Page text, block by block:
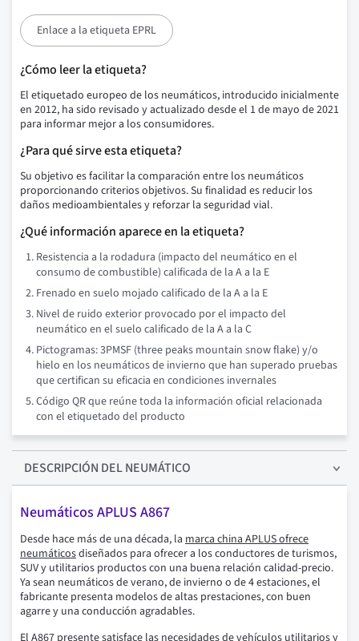
Enlace a la etiqueta EPRL
¿Cómo leer la etiqueta?
El etiquetado europeo de los neumáticos, introducido inicialmente
en 2012, ha sido revisado y actualizado desde el 1 de mayo de 2021
para informar mejor a los consumidores.
¿Para qué sirve esta etiqueta?
Su objetivo es facilitar la comparación entre los neumáticos
proporcionando criterios objetivos. Su finalidad es reducir los
daños medioambientales y reforzar la seguridad vial.
¿Qué información aparece en la etiqueta?
Resistencia a la rodadura (impacto del neumático en el
consumo de combustible) calificada de la A a la E
Frenado en suelo mojado calificado de la A a la E
Nivel de ruido exterior provocado por el impacto del
neumático en el suelo calificado de la A a la C
Pictogramas: 3PMSF (three peaks mountain snow flake) y/o
hielo en los neumáticos de invierno que han superado pruebas
que certifican su eficacia en condiciones invernales
Código QR que reúne toda la información oficial relacionada
con el etiquetado del producto
DESCRIPCIÓN DEL NEUMÁTICO
Neumáticos APLUS A867
Desde hace más de una década, la marca china APLUS ofrece
neumáticosdiseñados para ofrecer a los conductores de turismos,
SUV y utilitarios productos con una buena relación calidad-precio.
Ya sean neumáticos de verano, de invierno o de 4 estaciones, el
fabricante presenta modelos de altas prestaciones, con buen
agarre y una conducción agradables.